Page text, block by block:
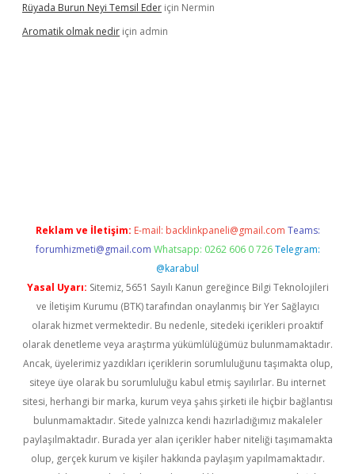
Rüyada Burun Neyi Temsil Eder için Nermin
Aromatik olmak nedir için admin
Reklam ve İletişim: E-mail: backlinkpaneli@gmail.com Teams:
forumhizmeti@gmail.com Whatsapp: 0262 606 0 726 Telegram:
@karabul
Yasal Uyarı: Sitemiz, 5651 Sayılı Kanun gereğince Bilgi Teknolojileri
ve İletişim Kurumu (BTK) tarafından onaylanmış bir Yer Sağlayıcı
olarak hizmet vermektedir. Bu nedenle, sitedeki içerikleri proaktif
olarak denetleme veya araştırma yükümlülüğümüz bulunmamaktadır.
Ancak, üyelerimiz yazdıkları içeriklerin sorumluluğunu taşımakta olup,
siteye üye olarak bu sorumluluğu kabul etmiş sayılırlar. Bu internet
sitesi, herhangi bir marka, kurum veya şahıs şirketi ile hiçbir bağlantısı
bulunmamaktadır. Sitede yalnızca kendi hazırladığımız makaleler
paylaşılmaktadır. Burada yer alan içerikler haber niteliği taşımamakta
olup, gerçek kurum ve kişiler hakkında paylaşım yapılmamaktadır.